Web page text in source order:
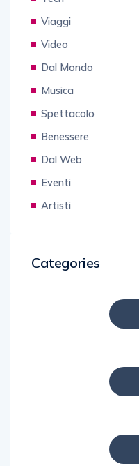
Viaggi
Video
Dal Mondo
Musica
Spettacolo
Benessere
Dal Web
Eventi
Artisti
Categories